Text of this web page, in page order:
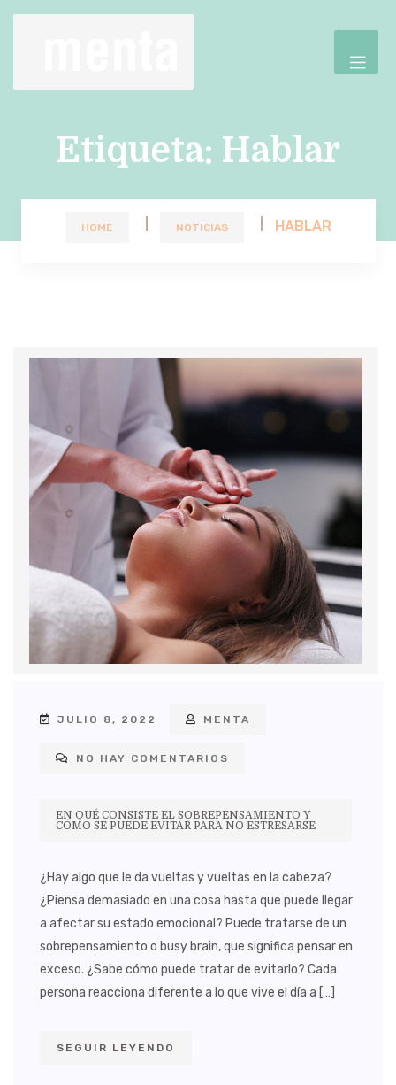
Etiqueta: Hablar
HOME NOTICIAS HABLAR
JULIO 8, 2022 MENTA
NO HAY COMENTARIOS
EN QUÉ CONSISTE EL SOBREPENSAMIENTO Y
CÓMO SE PUEDE EVITAR PARA NO ESTRESARSE
¿Hay algo que le da vueltas y vueltas en la cabeza?
¿Piensa demasiado en una cosa hasta que puede llegar
a afectar su estado emocional? Puede tratarse de un
sobrepensamiento o busy brain, que significa pensar en
exceso. ¿Sabe cómo puede tratar de evitarlo? Cada
persona reacciona diferente a lo que vive el día a […]
SEGUIR LEYENDO